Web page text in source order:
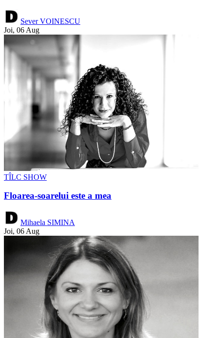
Sever VOINESCU
Joi, 06 Aug
TÎLC SHOW
Floarea-soarelui este a mea
Mihaela SIMINA
Joi, 06 Aug